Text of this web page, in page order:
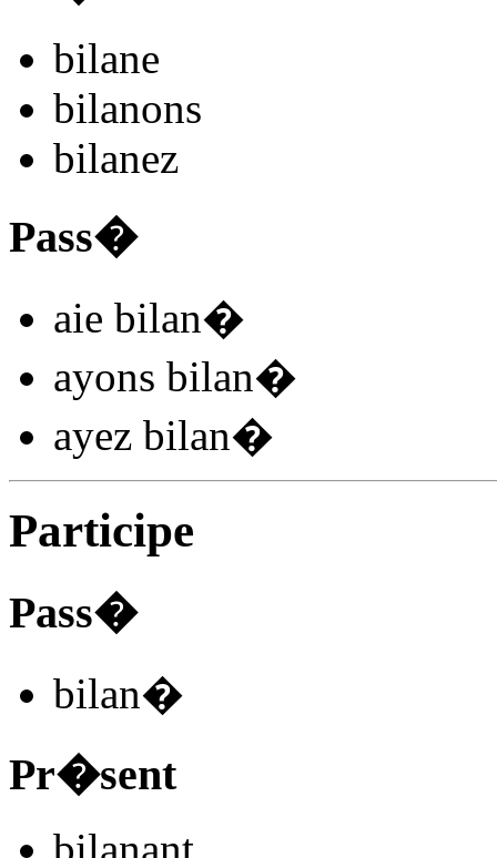
bilane
bilanons
bilanez
Pass�
aie bilan�
ayons bilan�
ayez bilan�
Participe
Pass�
bilan�
Pr�sent
bilanant